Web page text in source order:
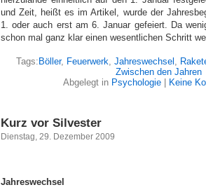
und Zeit, heißt es im Artikel, wurde der
1. oder auch erst am 6. Januar gefeiert. Da
schon mal ganz klar einen wesentlichen Schritt
Tags: Böller, Feuerwerk, Jahreswechsel ,
Zwischen den Jahren
Abgelegt in Psychologie| Keine
Kurz vor Silvester
Dienstag, 29. Dezember 2009
Jahreswechsel